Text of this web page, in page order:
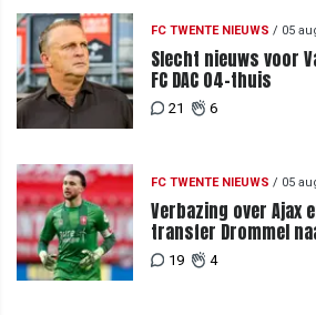
FC TWENTE NIEUWS / 05
Slecht nieuws voor
FC DAC 04-thuis
21 6
FC TWENTE NIEUWS / 05
Verbazing over Ajax
transfer Drommel
19 4